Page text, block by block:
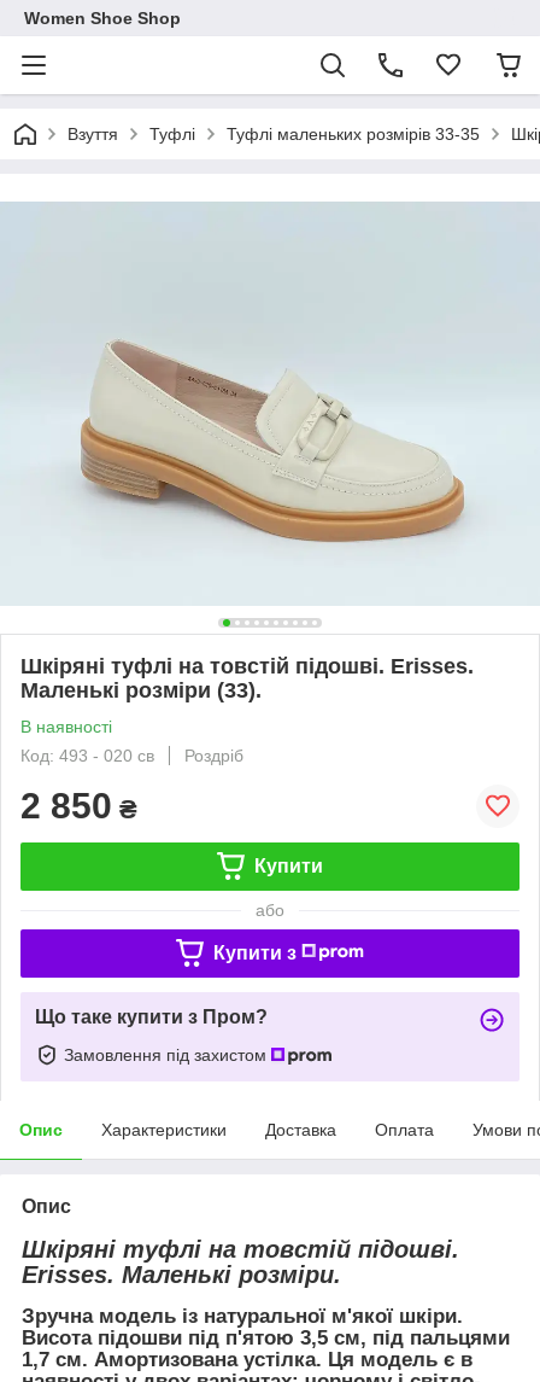
Women Shoe Shop
Взуття Туфлі Туфлі маленьких розмірів 33-35
Шкіряні туфлі на товстій підошві. Erisses.
Маленькі розміри (33).
В наявності
Код: 493 - 020 св
Роздріб
2 850 ₴
Купити
або
Купити з
Що таке купити з Пром?
Замовлення під захистом
Опис Характеристики Доставка Оплата Умови
Опис
Шкіряні туфлі на товстій підошві.
Erisses. Маленькі розміри.
Зручна модель із натуральної м'якої шкіри.
Висота підошви під п'ятою 3,5 см, під пальцями
1,7 см. Амортизована устілка. Ця модель є в